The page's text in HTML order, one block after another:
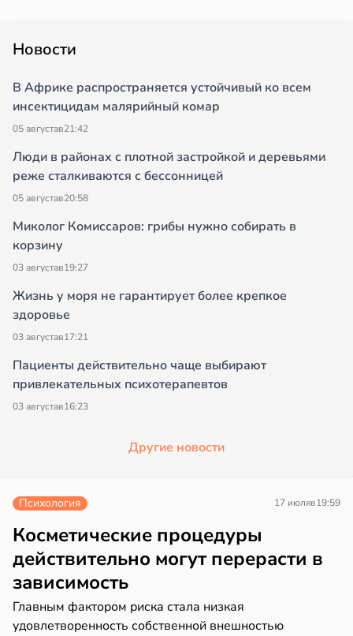
Новости
В Африке распространяется устойчивый ко всем
инсектицидам малярийный комар
05 августав21:42
Люди в районах с плотной застройкой и деревьями
реже сталкиваются с бессонницей
05 августав20:58
Миколог Комиссаров: грибы нужно собирать в
корзину
03 августав19:27
Жизнь у моря не гарантирует более крепкое
здоровье
03 августав17:21
Пациенты действительно чаще выбирают
привлекательных психотерапевтов
03 августав16:23
Другие новости
Психология 17 июляв19:59
Косметические процедуры
действительно могут перерасти в
зависимость
Главным фактором риска стала низкая
удовлетворенность собственной внешностью